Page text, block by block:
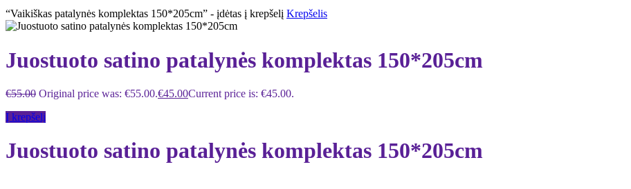
“Vaikiškas patalynės komplektas 150*205cm” - įdėtas į krepšelį Krepšelis
Juostuoto satino patalynės komplektas 150*205cm
€55.00 Original price was: €55.00.€45.00Current price is: €45.00.
Į krepšelį
Juostuoto satino patalynės komplektas 150*205cm